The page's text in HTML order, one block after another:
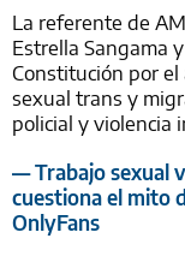
La referente de
Estrella Sangama
Constitución por
sexual trans y
policial y violencia
— Trabajo sexual
cuestiona el mito
OnlyFans